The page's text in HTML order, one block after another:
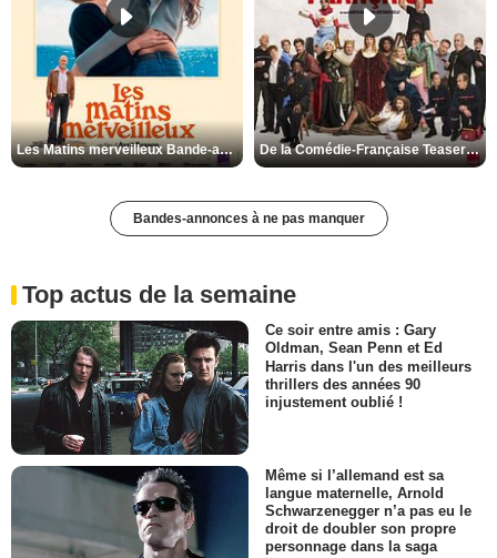
Les Matins merveilleux Bande-annonce VF De la Comédie-Française Teaser VF
Bandes-annonces à ne pas manquer
Top actus de la semaine
Ce soir entre amis : Gary
Oldman, Sean Penn et Ed
Harris dans l'un des meilleurs
thrillers des années 90
injustement oublié !
Même si l’allemand est sa
langue maternelle, Arnold
Schwarzenegger n’a pas eu le
droit de doubler son propre
personnage dans la saga